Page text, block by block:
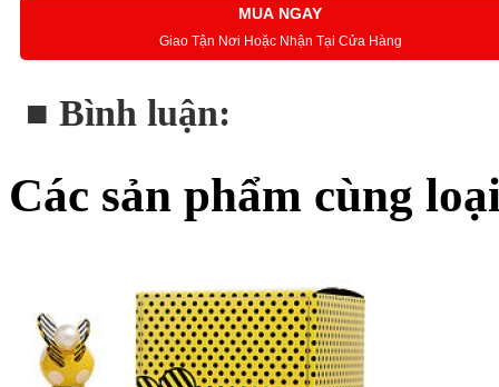
MUA NGAY
Giao Tận Nơi Hoặc Nhận Tại Cửa Hàng
■ Bình luận:
Các sản phẩm cùng